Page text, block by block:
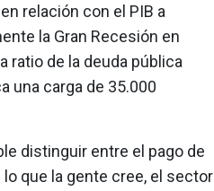
relación con el PIB a
la Gran Recesión en
ratio de la deuda pública
una carga de 35.000
distinguir entre el pago de
que la gente cree, el sector